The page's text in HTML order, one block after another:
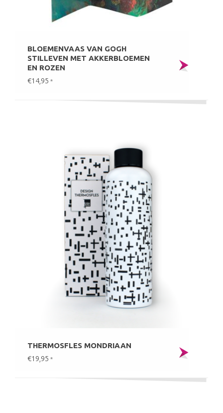
BLOEMENVAAS VAN GOGH
STILLEVEN MET AKKERBLOEMEN
EN ROZEN
€14,95 *
THERMOSFLES MONDRIAAN
€19,95 *